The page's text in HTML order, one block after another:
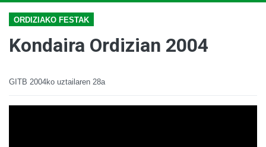
ORDIZIAKO FESTAK
Kondaira Ordizian 2004
GITB 2004ko uztailaren 28a